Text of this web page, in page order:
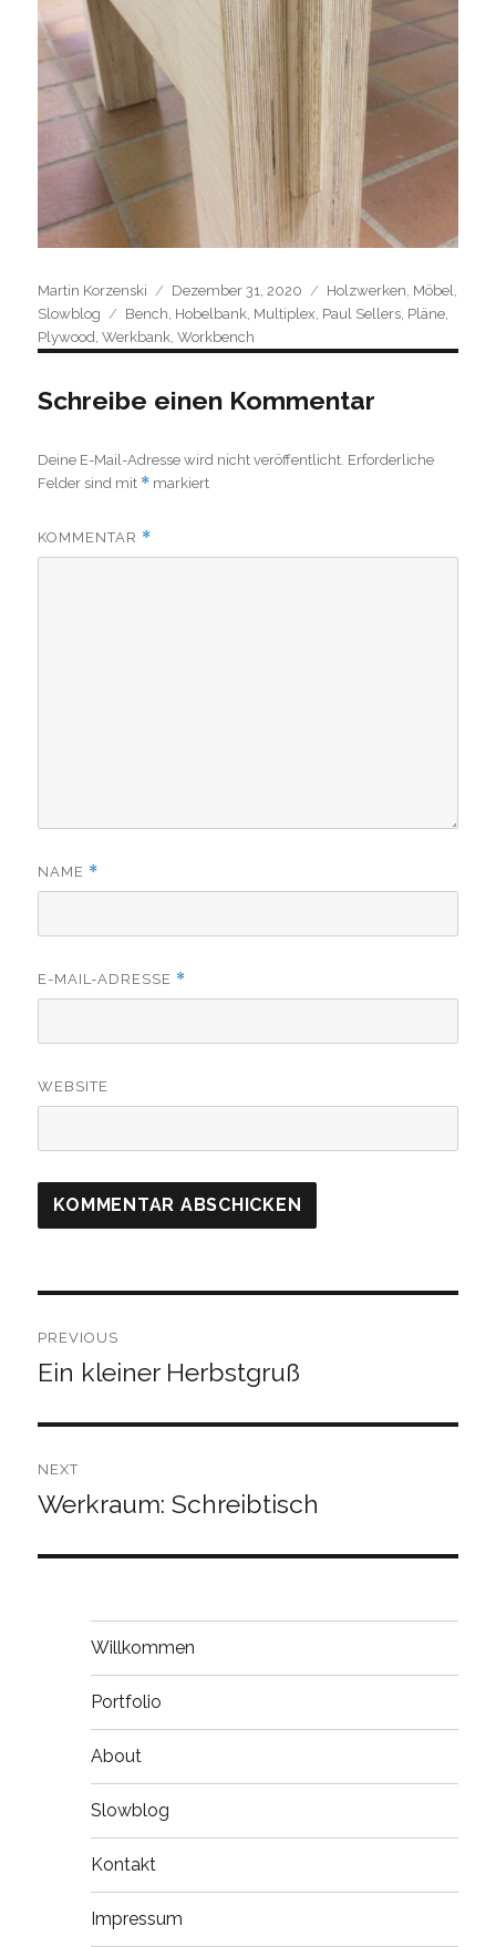
Author
Martin Korzenski
Posted
on
Dezember 31, 2020 Categories
Holzwerken Möbel
Slowblog
Tags
Bench Hobelbank Multiplex Paul Sellers Pläne
Plywood ,Werkbank ,Workbench
Schreibe einen Kommentar
Deine E-Mail-Adresse wird nicht veröffentlicht. Erforderliche
Felder sind mit * markiert
KOMMENTAR *
NAME *
E-MAIL-ADRESSE *
WEBSITE
PREVIOUS
Previous
Ein kleiner Herbstgruß
NEXT
Next
Werkraum: Schreibtisch
Willkommen
Portfolio
About
Slowblog
Kontakt
Impressum